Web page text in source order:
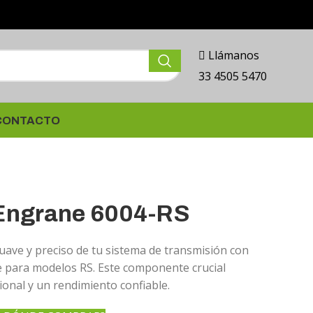
Llámanos
33 4505 5470
6004-RS
y preciso de tu sistema de transmisión con
modelos RS. Este componente crucial
y un rendimiento confiable.